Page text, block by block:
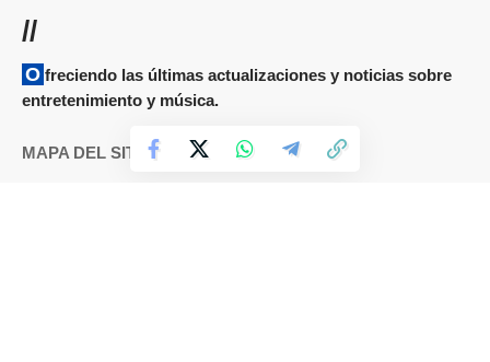
//
Ofreciendo las últimas actualizaciones y noticias sobre
entretenimiento y música.
MAPA DEL SITIO